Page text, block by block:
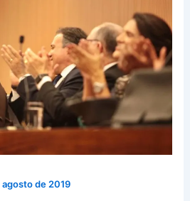
agosto de 2019